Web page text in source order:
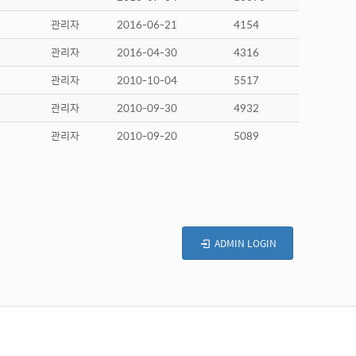
관리자
2016-06-21
4154
관리자
2016-04-30
4316
관리자
2010-10-04
5517
관리자
2010-09-30
4932
관리자
2010-09-20 5089
ADMIN LOGIN